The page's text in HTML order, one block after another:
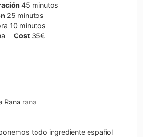
45 minutos
minutos
25 minutos
minutos
10 minutos
minutos
Cost 35€
Rana rana
todo ingrediente español